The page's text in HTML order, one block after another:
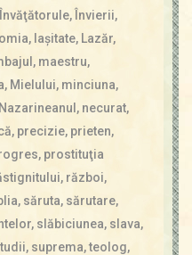
Învăţătorule,Învierii,
, laşitate, Lazăr,
, maestru,
, Mielului, minciuna,
Nazarineanul, necurat,
, precizie, prieten,
, prostituţia
, război,
, săruta, sărutare,
, slăbiciunea, slava,
, suprema,teolog,